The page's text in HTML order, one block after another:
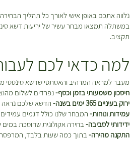
נלווה אתכם באופן אישי לאורך כל תהליך
במשתלה תמצאו מבחר עשיר של יריעות דשא
תקציב.
למה כדאי לכם
מעבר למראה המרהיב והאסתטי שדשא סינטטי
חיסכון משמעותי בזמן וכסף-נפרדים לשלום
ירוק בעיניים 365 ימים בשנה-
הדשא שלכם נראה
עמידות ונוחות- המבחר שלנו כולל דגמים
ידידותי לסביבה-בחירה אקולוגית שחוסכת במים
התקנה מהירה-בתוך כמה שעות בלבד, המרפסת